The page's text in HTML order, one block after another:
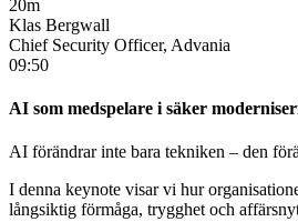
20m
Klas Bergwall
Chief Security Officer, Advania
09:50
AI som medspelare i säker
AI förändrar inte bara tekniken – den
I denna keynote visar vi hur
långsiktig förmåga, trygghet och